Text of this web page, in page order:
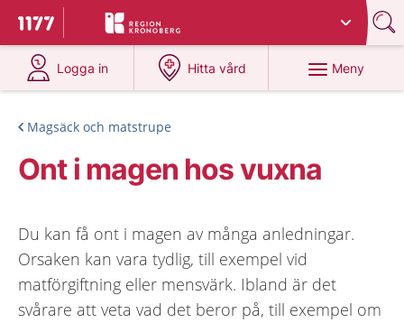
Till startsidan för 1177
Du har valt region
Logga in
på 1177.se
Hitta vård
på 1177.se
Meny
Magsäck och matstrupe
Ont i magen hos vuxna
Du kan få ont i magen av många anledningar.
Orsaken kan vara tydlig, till exempel vid
matförgiftning eller mensvärk. Ibland är det
svårare att veta vad det beror på, till exempel om